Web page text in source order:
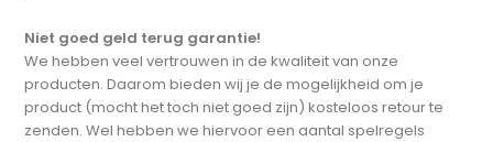
Niet goed geld terug garantie!
We hebben veel vertrouwen in de kwaliteit van onze
producten. Daarom bieden wij je de mogelijkheid om je
product (mocht het toch niet goed zijn) kosteloos retour te
zenden. Wel hebben we hiervoor een aantal spelregels